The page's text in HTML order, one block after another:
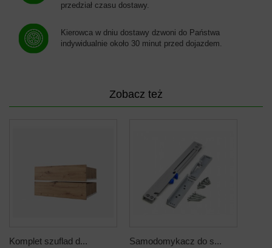
przedział czasu dostawy.
Kierowca w dniu dostawy dzwoni do Państwa
indywidualnie około 30 minut przed dojazdem.
Zobacz też
Komplet szuflad d... Samodomykacz do s...